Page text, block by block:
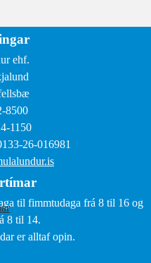
ehf.
8500
1150
26-016981
til fimmtudaga frá 8 til 16 og
8 til 14.
er alltaf opin.